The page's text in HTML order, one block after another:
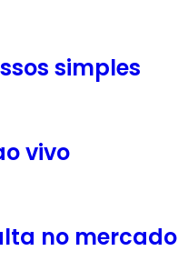
simples
vivo
no mercado